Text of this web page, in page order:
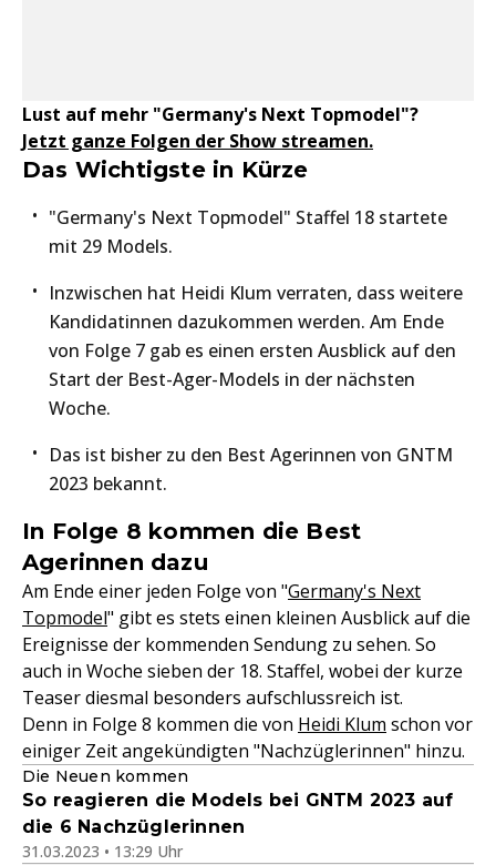
Lust auf mehr "Germany's Next Topmodel"?
Jetzt ganze Folgen der Show streamen.
Das Wichtigste in Kürze
"Germany's Next Topmodel" Staffel 18 startete
mit 29 Models.
Inzwischen hat Heidi Klum verraten, dass weitere
Kandidatinnen dazukommen werden. Am Ende
von Folge 7 gab es einen ersten Ausblick auf den
Start der Best-Ager-Models in der nächsten
Woche.
Das ist bisher zu den Best Agerinnen von GNTM
2023 bekannt.
In Folge 8 kommen die Best
Agerinnen dazu
Am Ende einer jeden Folge von "Germany's Next
Topmodel" gibt es stets einen kleinen Ausblick auf die
Ereignisse der kommenden Sendung zu sehen. So
auch in Woche sieben der 18. Staffel, wobei der kurze
Teaser diesmal besonders aufschlussreich ist.
Denn in Folge 8 kommen die von Heidi Klum schon vor
einiger Zeit angekündigten "Nachzüglerinnen" hinzu.
Die Neuen kommen
So reagieren die Models bei GNTM 2023 auf
die 6 Nachzüglerinnen
31.03.2023 • 13:29 Uhr